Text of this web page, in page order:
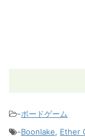
-ボードゲーム
-Boonlake, Ether